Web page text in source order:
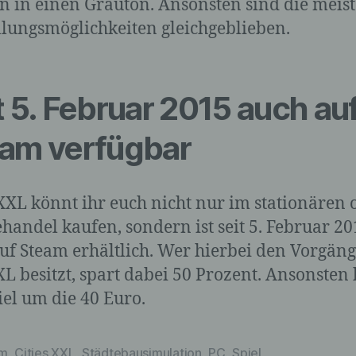
in einen Grauton. Ansonsten sind die
gleichgeblieben.
5. Februar 2015 auch
verfügbar
könnt ihr euch nicht nur im stationären
kaufen, sondern ist seit 5. Februar
Steam erhältlich. Wer hierbei den
besitzt, spart dabei 50 Prozent. Ansonsten
um die 40 Euro.
, Cities XXL, Städtebausimulation, PC, Spiel
Verarbeitung ist jeder mit oder ohne Hilfe automatisierter
Verfahren ausgeführte Vorgang oder jede solche
das Auslesen, das Abfragen, die Verwendung, die
Offenlegung durch Übermittlung, Verbreitung oder eine
andere Form der Bereitstellung, den Abgleich oder die
Verknüpfung, die Einschränkung, das Löschen oder die
Vernichtung.
d) Einschränkung der Verarbeitung
Einschränkung der Verarbeitung ist die Markierung
gespeicherter personenbezogener Daten mit dem Ziel,
künftige Verarbeitung einzuschränken.